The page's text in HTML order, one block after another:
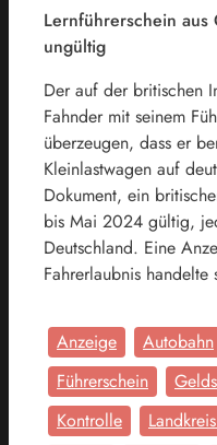
Lernführerschein
ungültig
Der auf der britischen
Fahnder mit seinem
überzeugen, dass er
Kleinlastwagen auf
Dokument, ein
bis Mai 2024 gültig,
Deutschland. Eine
Fahrerlaubnis
Anzeige Autobahn
Führerschein
Kontrolle